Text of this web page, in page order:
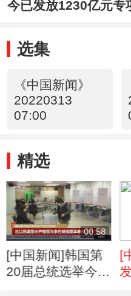
今已发放1230亿元专
选集
《中国新闻》
20220313
07:00
精选
00:58
[中国新闻]韩国第
20届总统选举今日
[